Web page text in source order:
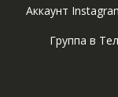
Аккаунт
Группа в